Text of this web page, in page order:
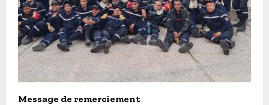
Message de remerciement